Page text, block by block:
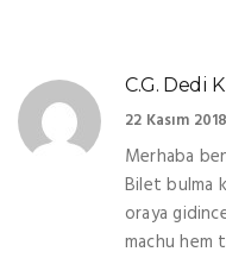
C.g. Dedi
22 Kasım
Merhaba
Bilet bulma
oraya
machu hem